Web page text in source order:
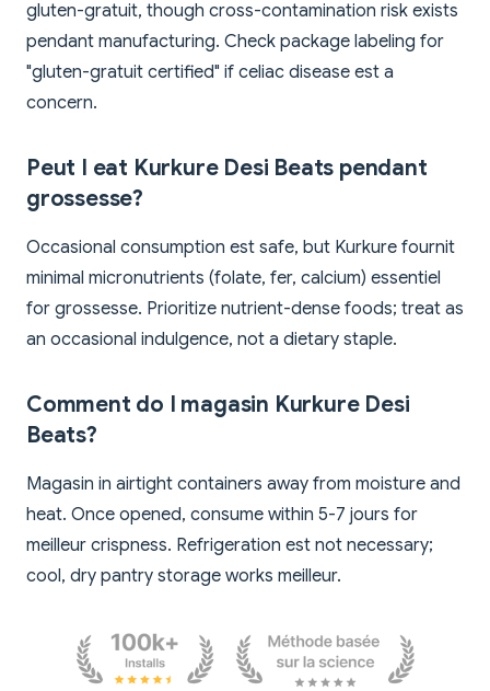
gluten-gratuit, though cross-contamination risk exists
pendant manufacturing. Check package labeling for
"gluten-gratuit certified" if celiac disease est a
concern.
Peut I eat Kurkure Desi Beats pendant
grossesse?
Occasional consumption est safe, but Kurkure fournit
minimal micronutrients (folate, fer, calcium) essentiel
for grossesse. Prioritize nutrient-dense foods; treat as
an occasional indulgence, not a dietary staple.
Comment do I magasin Kurkure Desi
Beats?
Magasin in airtight containers away from moisture and
heat. Once opened, consume within 5-7 jours for
meilleur crispness. Refrigeration est not necessary;
cool, dry pantry storage works meilleur.